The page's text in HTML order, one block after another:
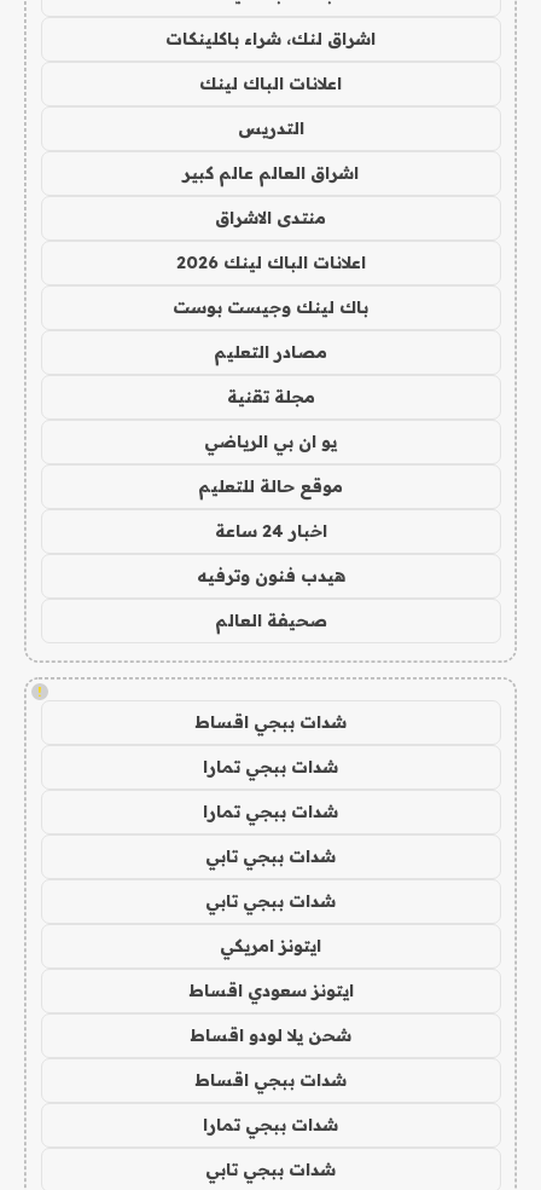
اشراق لنك، شراء باكلينكات
اعلانات الباك لينك
التدريس
اشراق العالم عالم كبير
منتدى الاشراق
اعلانات الباك لينك 2026
باك لينك وجيست بوست
مصادر التعليم
مجلة تقنية
يو ان بي الرياضي
موقع حالة للتعليم
اخبار 24 ساعة
هيدب فنون وترفيه
صحيفة العالم
!
شدات ببجي اقساط
شدات ببجي تمارا
شدات ببجي تمارا
شدات ببجي تابي
شدات ببجي تابي
ايتونز امريكي
ايتونز سعودي اقساط
شحن يلا لودو اقساط
شدات ببجي اقساط
شدات ببجي تمارا
شدات ببجي تابي